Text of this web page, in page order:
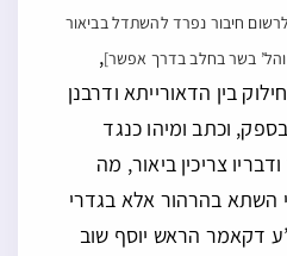
לרשום חיבור נפרד להשתדל בביאור
והל’ בשר בחלב בדרך אפשר],
בין הדאורייתא ודרבנן
וכתב ומיהו כנגד
צריכין ביאור, מה
השתא בהרהור אלא בגדרי
דקאמר הראש יוסף שוב